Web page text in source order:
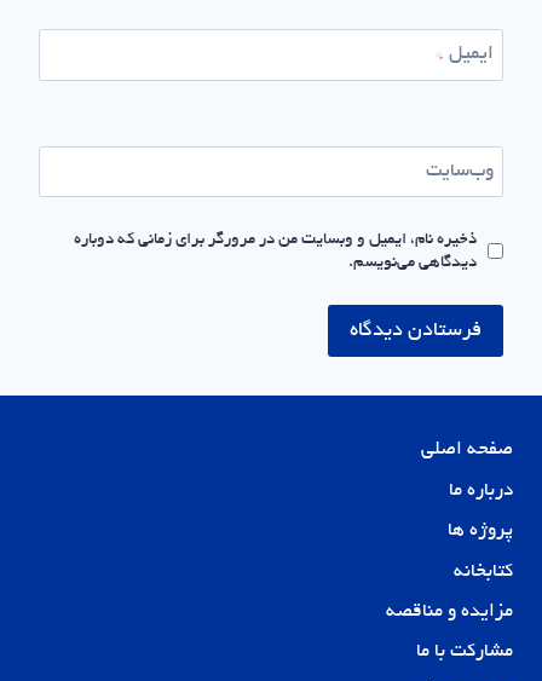
ایمیل *
وب‌سایت
ذخیره نام، ایمیل و وبسایت من در مرورگر برای زمانی که دوباره
دیدگاهی می‌نویسم.
صفحه اصلی
درباره ما
پروژه ها
کتابخانه
مزایده و مناقصه
مشارکت با ما